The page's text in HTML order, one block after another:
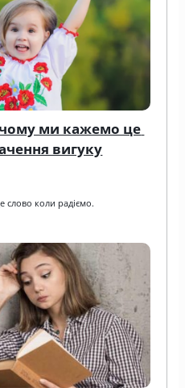
чому ми кажемо це
вигуку
коли радіємо.